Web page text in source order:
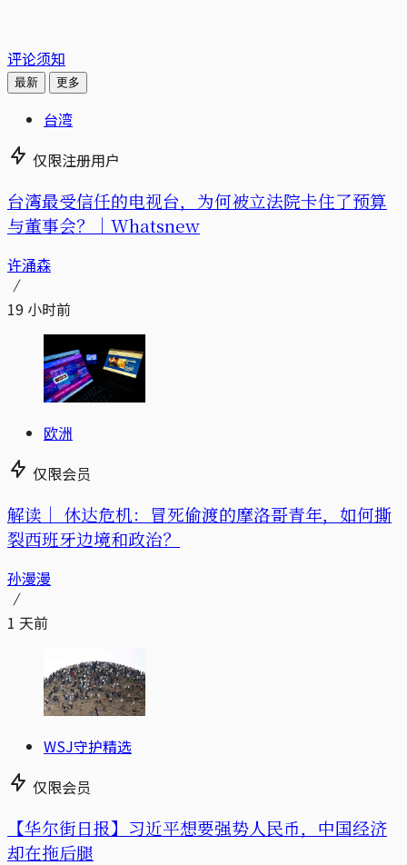
评论须知
最新 更多
台湾
仅限注册用户
台湾最受信任的电视台，为何被立法院卡住了预算
与董事会？｜Whatsnew
许涌森
19 小时前
欧洲
仅限会员
解读｜ 休达危机：冒死偷渡的摩洛哥青年，如何撕
裂西班牙边境和政治？
孙漫漫
1 天前
WSJ守护精选
仅限会员
【华尔街日报】习近平想要强势人民币，中国经济
却在拖后腿